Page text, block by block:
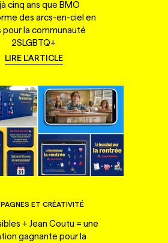
cinq ans que BMO
des arcs-en-ciel en
pour la communauté
2SLGBTQ+
LIRE L'ARTICLE
ET CRÉATIVITÉ
+ Jean Coutu = une
gagnante pour la